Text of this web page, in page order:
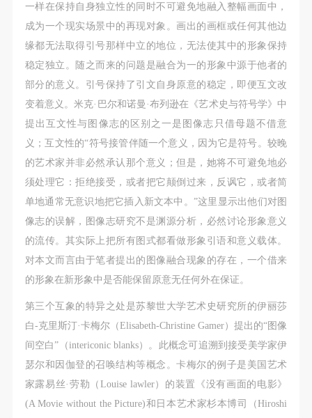
一样在保持自身独立性的同时不可避免地融入整幅画面中，
成为一个现实场景中的再现对象。画出的画框或任何其他边
缘都无法取得引号那样中立的地位，无法使其中的形象保持
稳定独立。随之而来的问题是融合为一的形象中源于他者的
部分的意义。引号保持了引文自身原意的稳定，即便互文改
变着意义。米克·巴尔和诺曼·布列逊在《艺术史与符号学》中
提出互文性与图像志的区别之一是图像志只借母题不借意
义；互文性的“符号接管伴随一个意义，因为它是符号。较晚
的艺术家并非必然承认那个意义；但是，她将不可避免地必
须处理它：拒绝接受，或者把它颠倒过来，反讽它，或者简
单地通常无意识地把它插入新文本中。”这里显示出他们对图
像志的误解，图像志研究不是渊源分析，必然讨论形象意义
的流传。其实际上把所有图式都看做形象引语和意义载体。
对本文而言由于笔者提出的图像融合现象的存在，一个借来
的形象在新形象中是否能保留原意无任何外在保证。
第三个互象的特异之处是苏黎世大学艺术史研究所的伊丽莎
白-克里斯汀·卡梅尔（Elisabeth-Christine Gamer）提出的“图像
间空白”（intericonic blanks）。此概念可追溯到接受美学家伊
瑟尔和因伽登的召唤结构等概念。卡梅尔的例子是美国艺术
家露易丝·劳勒（Louise lawler）的装置《没有画面的电影》
(A Movie without the Picture)和日本艺术家杉本博司（Hiroshi